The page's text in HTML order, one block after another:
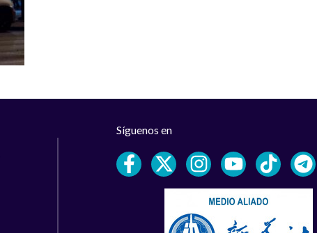
Síguenos en